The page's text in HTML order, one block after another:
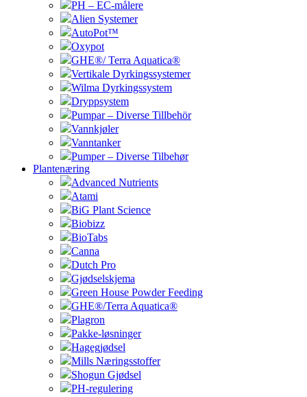
PH – EC-målere
Alien Systemer
AutoPot™
Oxypot
GHE®/ Terra Aquatica®
Vertikale Dyrkingssystemer
Wilma Dyrkingssystem
Dryppsystem
Pumpar – Diverse Tillbehör
Vannkjøler
Vanntanker
Pumper – Diverse Tilbehør
Plantenæring
Advanced Nutrients
Atami
BiG Plant Science
Biobizz
BioTabs
Canna
Dutch Pro
Gjødselskjema
Green House Powder Feeding
GHE®/Terra Aquatica®
Plagron
Pakke-løsninger
Hagegjødsel
Mills Næringsstoffer
Shogun Gjødsel
PH-regulering